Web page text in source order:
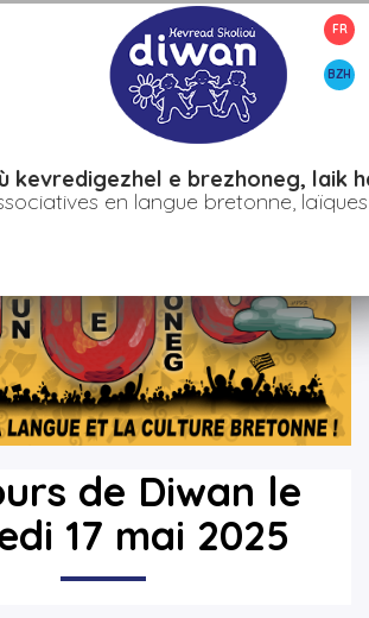
FR
BZH
kevredigezhel e brezhoneg, laik
en langue bretonne,
de-diwan-le-samedi-17-mai-2025
de Diwan le
17 mai 2025